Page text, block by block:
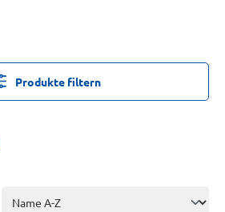
Produkte filtern